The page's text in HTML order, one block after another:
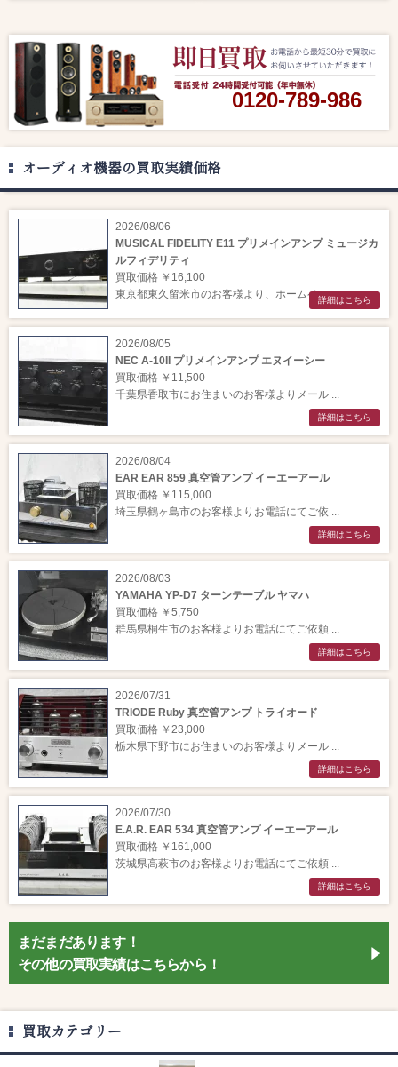
0120-789-986
オーディオ機器の買取実績価格
2026/08/06
MUSICAL FIDELITY E11 プリメインアンプ ミュージカ
ルフィデリティ
買取価格 ￥16,100
東京都東久留米市のお客様より、ホームペー ...詳細はこちら
2026/08/05
NEC A-10II プリメインアンプ エヌイーシー
買取価格 ￥11,500
千葉県香取市にお住まいのお客様よりメール ...
詳細はこちら
2026/08/04
EAR EAR 859 真空管アンプ イーエーアール
買取価格 ￥115,000
埼玉県鶴ヶ島市のお客様よりお電話にてご依 ...
詳細はこちら
2026/08/03
YAMAHA YP-D7 ターンテーブル ヤマハ
買取価格 ￥5,750
群馬県桐生市のお客様よりお電話にてご依頼 ...
詳細はこちら
2026/07/31
TRIODE Ruby 真空管アンプ トライオード
買取価格 ￥23,000
栃木県下野市にお住まいのお客様よりメール ...
詳細はこちら
2026/07/30
E.A.R. EAR 534 真空管アンプ イーエーアール
買取価格 ￥161,000
茨城県高萩市のお客様よりお電話にてご依頼 ...
詳細はこちら
まだまだあります！
その他の買取実績はこちらから！
買取カテゴリー